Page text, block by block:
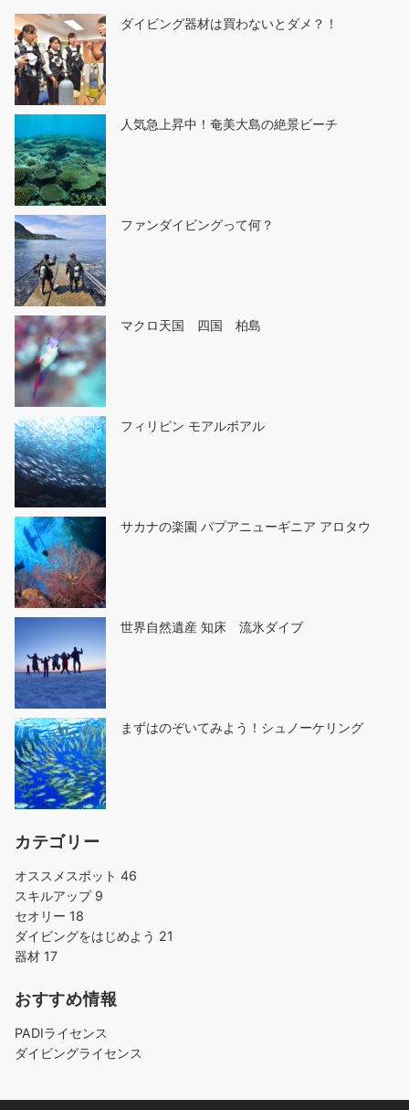
シ
ョ
ン
ダイビング器材は買わないとダメ？！
人気急上昇中！奄美大島の絶景ビーチ
ファンダイビングって何？
マクロ天国 四国 柏島
フィリピン モアルボアル
サカナの楽園 パプアニューギニア アロタウ
世界自然遺産 知床 流氷ダイブ
まずはのぞいてみよう！シュノーケリング
カテゴリー
オススメスポット 46
スキルアップ 9
セオリー 18
ダイビングをはじめよう 21
器材 17
おすすめ情報
PADIライセンス
ダイビングライセンス